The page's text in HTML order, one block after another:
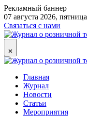
Рекламный баннер
07 августа 2026, пятница
Связаться с нами
✕
Главная
Журнал
Новости
Статьи
Мероприятия